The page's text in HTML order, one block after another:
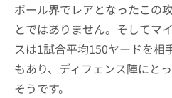
ボール界でレアとなったこの
とではありません。そしてマ
スは1試合平均150ヤードを相
もあり、ディフェンス陣にと
そうです。